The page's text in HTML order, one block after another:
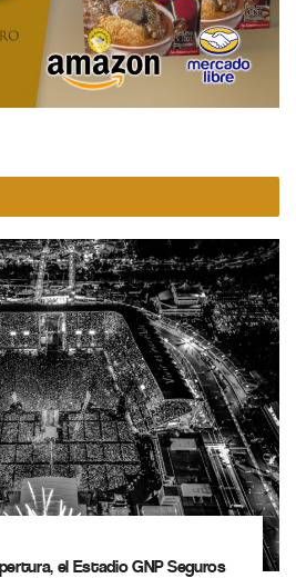
el Estadio GNP Seguros